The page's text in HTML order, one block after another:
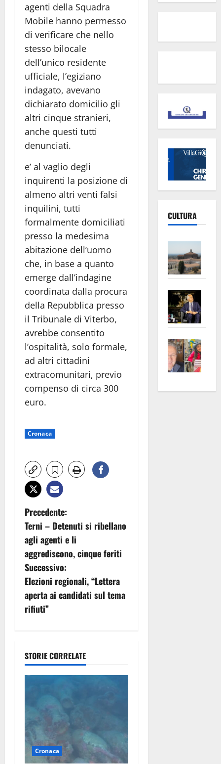
agenti della Squadra
Mobile hanno permesso
di verificare che nello
stesso bilocale
dell’unico residente
ufficiale, l’egiziano
indagato, avevano
dichiarato domicilio gli
altri cinque stranieri,
anche questi tutti
denunciati.
e’ al vaglio degli
inquirenti la posizione di
almeno altri venti falsi
inquilini, tutti
formalmente domiciliati
presso la medesima
abitazione dell’uomo
che, in base a quanto
emerge dall’indagine
coordinata dalla procura
della Repubblica presso
il Tribunale di Viterbo,
avrebbe consentito
l’ospitalità, solo formale,
ad altri cittadini
extracomunitari, previo
compenso di circa 300
euro.
Cronaca
N
a
v
i
g
a
i
o
n
e
a
Precedente:
Terni – Detenuti si ribellano
agli agenti e li
aggrediscono, cinque feriti
Successivo:
Elezioni regionali, “Lettera
aperta ai candidati sul tema
rifiuti”
STORIE CORRELATE
Cronaca
CULTURA
euro
apre